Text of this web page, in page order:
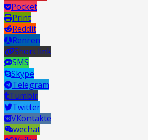
Pocket
Print
Reddit
Renren
Short link
SMS
Skype
Telegram
Tumblr
Twitter
VKontakte
wechat